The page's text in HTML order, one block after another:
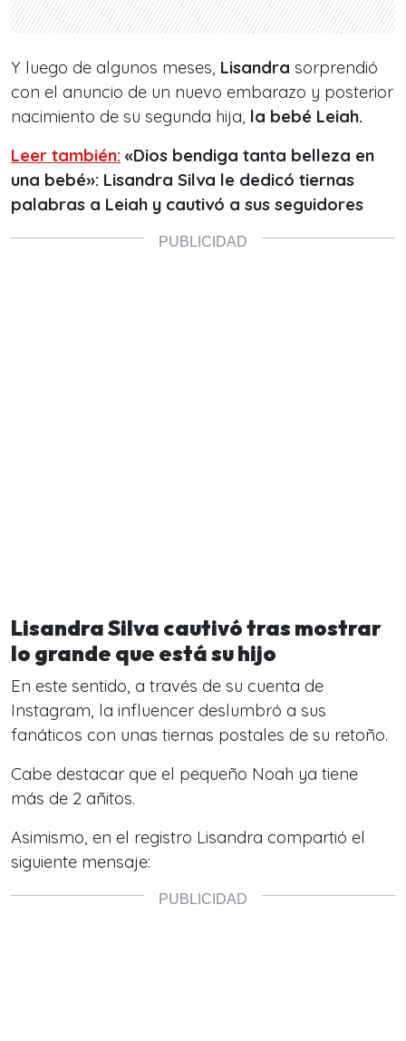
Y luego de algunos meses, Lisandra sorprendió
con el anuncio de un nuevo embarazo y posterior
nacimiento de su segunda hija, la bebé Leiah.
Leer también: «Dios bendiga tanta belleza en
una bebé»: Lisandra Silva le dedicó tiernas
palabras a Leiah y cautivó a sus seguidores
Lisandra Silva cautivó tras mostrar
lo grande que está su hijo
En este sentido, a través de su cuenta de
Instagram, la influencer deslumbró a sus
fanáticos con unas tiernas postales de su retoño.
Cabe destacar que el pequeño Noah ya tiene
más de 2 añitos.
Asimismo, en el registro Lisandra compartió el
siguiente mensaje: